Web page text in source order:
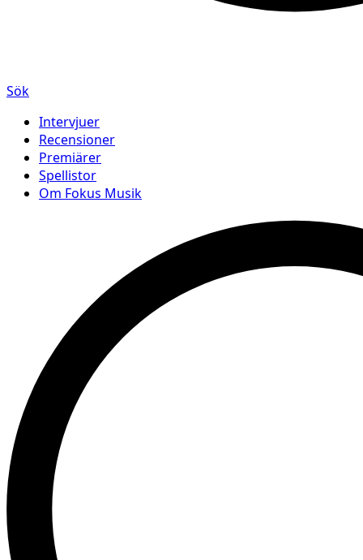
Sök
Intervjuer
Recensioner
Premiärer
Spellistor
Om Fokus Musik